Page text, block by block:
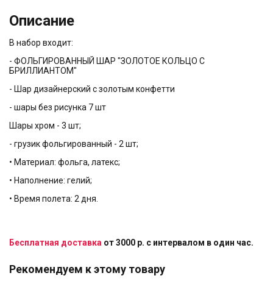
Описание
В набор входит:
- ФОЛЬГИРОВАННЫЙ ШАР "ЗОЛОТОЕ КОЛЬЦО С
БРИЛЛИАНТОМ"
- Шар дизайнерский с золотым конфетти
- шары без рисунка 7 шт
Шары хром - 3 шт;
- грузик фольгированный - 2 шт;
• Материал: фольга, латекс;
• Наполнение: гелий;
• Время полета: 2 дня.
Бесплатная доставка от 3000 р. с интервалом в один час.
Рекомендуем к этому товару